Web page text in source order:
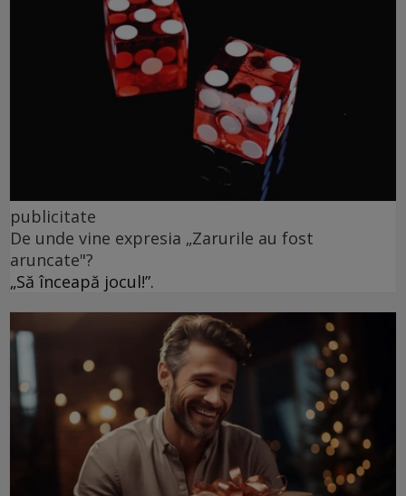
publicitate
De unde vine expresia „Zarurile au fost
aruncate"?
„Să înceapă jocul!”.